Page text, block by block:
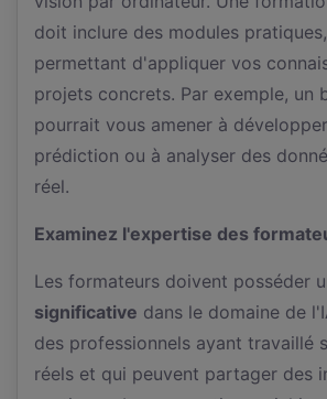
doit inclure des modules
permettant d'appliquer vos
projets concrets. Par exemple, un
pourrait vous amener à
prédiction ou à analyser des
réel.
Examinez l'expertise des
Les formateurs doivent posséder
significative dans le domaine de
des professionnels ayant travaillé
réels et qui peuvent partager des